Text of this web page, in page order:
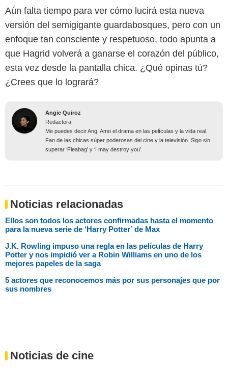
Aún falta tiempo para ver cómo lucirá esta nueva
versión del semigigante guardabosques, pero con un
enfoque tan consciente y respetuoso, todo apunta a
que Hagrid volverá a ganarse el corazón del público,
esta vez desde la pantalla chica. ¿Qué opinas tú?
¿Crees que lo logrará?
Angie Quiroz
Redactora
Me puedes decir Ang. Amo el drama en las películas y la vida real.
Fan de las chicas súper poderosas del cine y la televisión. Sigo sin
superar ‘Fleabag’ y ‘I may destroy you’.
Noticias relacionadas
Ellos son todos los actores confirmadas hasta el momento
para la nueva serie de ‘Harry Potter’ de Max
J.K. Rowling impuso una regla en las películas de Harry
Potter y nos impidió ver a Robin Williams en uno de los
mejores papeles de la saga
5 actores que reconocemos más por sus personajes que por
sus nombres
Noticias de cine